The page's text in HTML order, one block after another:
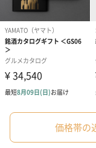
アールグレイ（HAPPY
BIRTHDAY TO YOU）
（660円）
スイーツを同梱して
です。
価格帯の